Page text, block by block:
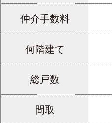
仲介手数料
何階建て
総戸数
間取